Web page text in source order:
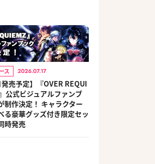
ス 2026.07.17
発売予定】『OVER REQUI
公式ビジュアルファンブ
制作決定！ キャラクター
る豪華グッズ付き限定セッ
時発売